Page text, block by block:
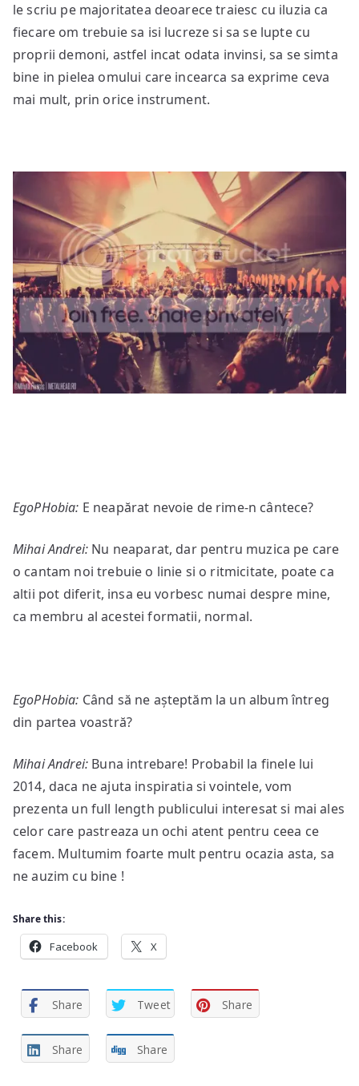
le scriu pe majoritatea deoarece traiesc cu iluzia ca
fiecare om trebuie sa isi lucreze si sa se lupte cu
proprii demoni, astfel incat odata invinsi, sa se simta
bine in pielea omului care incearca sa exprime ceva
mai mult, prin orice instrument.
EgoPHobia: E neapărat nevoie de rime-n cântece?
Mihai Andrei: Nu neaparat, dar pentru muzica pe care
o cantam noi trebuie o linie si o ritmicitate, poate ca
altii pot diferit, insa eu vorbesc numai despre mine,
ca membru al acestei formatii, normal.
EgoPHobia: Când să ne așteptăm la un album întreg
din partea voastră?
Mihai Andrei: Buna intrebare! Probabil la finele lui
2014, daca ne ajuta inspiratia si vointele, vom
prezenta un full length publicului interesat si mai ales
celor care pastreaza un ochi atent pentru ceea ce
facem. Multumim foarte mult pentru ocazia asta, sa
ne auzim cu bine !
Share this:
Facebook X
Share Tweet Share
Share Share